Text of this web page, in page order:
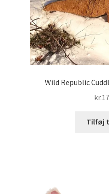
Wild Republic
kr.
Tilføj